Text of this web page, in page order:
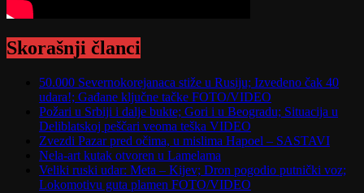
Skorašnji članci
50.000 Severnokorejanaca stiže u Rusiju; Izvedeno čak 40
udara!; Gađane ključne tačke FOTO/VIDEO
Požari u Srbiji i dalje bukte; Gori i u Beogradu; Situacija u
Deliblatskoj peščari veoma teška VIDEO
Zvezdi Pazar pred očima, u mislima Hapoel – SASTAVI
Nela-art kutak otvoren u Lamelama
Veliki ruski udar: Meta – Kijev; Dron pogodio putnički voz;
Lokomotivu guta plamen FOTO/VIDEO